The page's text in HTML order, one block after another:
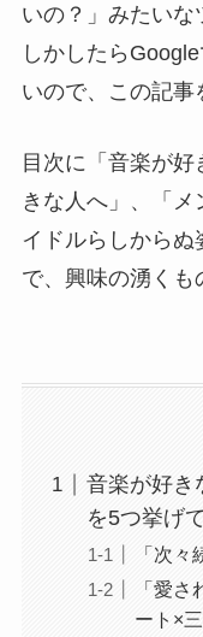
いの？」みたいな
しかしたら
いので、この記事
目次に「音楽が
きな人へ」、「
イドルらしから
で、興味の湧くも
音楽が好き
を5つ挙げ
「次
「愛
ート×